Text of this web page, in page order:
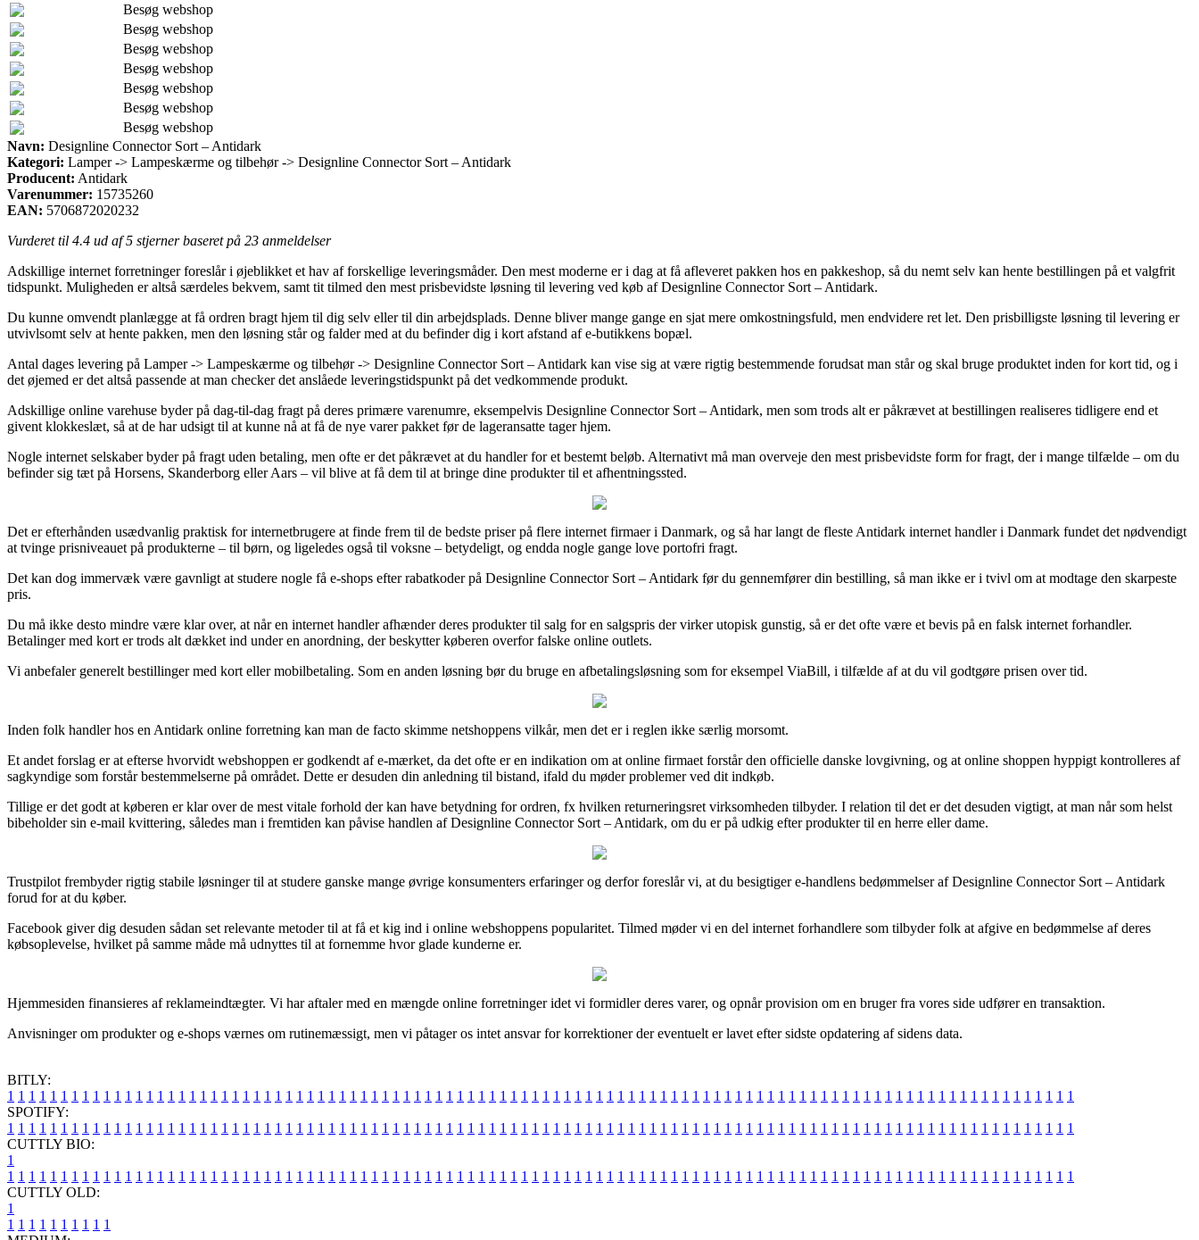
Besøg webshop
Besøg webshop
Besøg webshop
Besøg webshop
Besøg webshop
Besøg webshop
Besøg webshop
Navn: Designline Connector Sort – Antidark
Kategori: Lamper -> Lampeskærme og tilbehør -> Designline Connector Sort – Antidark
Producent: Antidark
Varenummer: 15735260
EAN: 5706872020232
Vurderet til 4.4 ud af 5 stjerner baseret på 23 anmeldelser
Adskillige internet forretninger foreslår i øjeblikket et hav af forskellige leveringsmåder. Den mest moderne er i dag at få afleveret pakken hos en pakkeshop, så du nemt selv kan hente bestillingen på et valgfrit
tidspunkt. Muligheden er altså særdeles bekvem, samt tit tilmed den mest prisbevidste løsning til levering ved køb af Designline Connector Sort – Antidark.
Du kunne omvendt planlægge at få ordren bragt hjem til dig selv eller til din arbejdsplads. Denne bliver mange gange en sjat mere omkostningsfuld, men endvidere ret let. Den prisbilligste løsning til levering er
utvivlsomt selv at hente pakken, men den løsning står og falder med at du befinder dig i kort afstand af e-butikkens bopæl.
Antal dages levering på Lamper -> Lampeskærme og tilbehør -> Designline Connector Sort – Antidark kan vise sig at være rigtig bestemmende forudsat man står og skal bruge produktet inden for kort tid, og i
det øjemed er det altså passende at man checker det anslåede leveringstidspunkt på det vedkommende produkt.
Adskillige online varehuse byder på dag-til-dag fragt på deres primære varenumre, eksempelvis Designline Connector Sort – Antidark, men som trods alt er påkrævet at bestillingen realiseres tidligere end et
givent klokkeslæt, så at de har udsigt til at kunne nå at få de nye varer pakket før de lageransatte tager hjem.
Nogle internet selskaber byder på fragt uden betaling, men ofte er det påkrævet at du handler for et bestemt beløb. Alternativt må man overveje den mest prisbevidste form for fragt, der i mange tilfælde – om du
befinder sig tæt på Horsens, Skanderborg eller Aars – vil blive at få dem til at bringe dine produkter til et afhentningssted.
Det er efterhånden usædvanlig praktisk for internetbrugere at finde frem til de bedste priser på flere internet firmaer i Danmark, og så har langt de fleste Antidark internet handler i Danmark fundet det nødvendigt
at tvinge prisniveauet på produkterne – til børn, og ligeledes også til voksne – betydeligt, og endda nogle gange love portofri fragt.
Det kan dog immervæk være gavnligt at studere nogle få e-shops efter rabatkoder på Designline Connector Sort – Antidark før du gennemfører din bestilling, så man ikke er i tvivl om at modtage den skarpeste
pris.
Du må ikke desto mindre være klar over, at når en internet handler afhænder deres produkter til salg for en salgspris der virker utopisk gunstig, så er det ofte være et bevis på en falsk internet forhandler.
Betalinger med kort er trods alt dækket ind under en anordning, der beskytter køberen overfor falske online outlets.
Vi anbefaler generelt bestillinger med kort eller mobilbetaling. Som en anden løsning bør du bruge en afbetalingsløsning som for eksempel ViaBill, i tilfælde af at du vil godtgøre prisen over tid.
Inden folk handler hos en Antidark online forretning kan man de facto skimme netshoppens vilkår, men det er i reglen ikke særlig morsomt.
Et andet forslag er at efterse hvorvidt webshoppen er godkendt af e-mærket, da det ofte er en indikation om at online firmaet forstår den officielle danske lovgivning, og at online shoppen hyppigt kontrolleres af
sagkyndige som forstår bestemmelserne på området. Dette er desuden din anledning til bistand, ifald du møder problemer ved dit indkøb.
Tillige er det godt at køberen er klar over de mest vitale forhold der kan have betydning for ordren, fx hvilken returneringsret virksomheden tilbyder. I relation til det er det desuden vigtigt, at man når som helst
bibeholder sin e-mail kvittering, således man i fremtiden kan påvise handlen af Designline Connector Sort – Antidark, om du er på udkig efter produkter til en herre eller dame.
Trustpilot frembyder rigtig stabile løsninger til at studere ganske mange øvrige konsumenters erfaringer og derfor foreslår vi, at du besigtiger e-handlens bedømmelser af Designline Connector Sort – Antidark
forud for at du køber.
Facebook giver dig desuden sådan set relevante metoder til at få et kig ind i online webshoppens popularitet. Tilmed møder vi en del internet forhandlere som tilbyder folk at afgive en bedømmelse af deres
købsoplevelse, hvilket på samme måde må udnyttes til at fornemme hvor glade kunderne er.
Hjemmesiden finansieres af reklameindtægter. Vi har aftaler med en mængde online forretninger idet vi formidler deres varer, og opnår provision om en bruger fra vores side udfører en transaktion.
Anvisninger om produkter og e-shops værnes om rutinemæssigt, men vi påtager os intet ansvar for korrektioner der eventuelt er lavet efter sidste opdatering af sidens data.
BITLY:
1 1 1 1 1 1 1 1 1 1 1 1 1 1 1 1 1 1 1 1 1 1 1 1 1 1 1 1 1 1 1 1 1 1 1 1 1 1 1 1 1 1 1 1 1 1 1 1 1 1 1 1 1 1 1 1 1 1 1 1 1 1 1 1 1 1 1 1 1 1 1 1 1 1 1 1 1 1 1 1 1 1 1 1 1 1 1 1 1 1 1 1 1 1 1 1 1 1 1 1
SPOTIFY:
1 1 1 1 1 1 1 1 1 1 1 1 1 1 1 1 1 1 1 1 1 1 1 1 1 1 1 1 1 1 1 1 1 1 1 1 1 1 1 1 1 1 1 1 1 1 1 1 1 1 1 1 1 1 1 1 1 1 1 1 1 1 1 1 1 1 1 1 1 1 1 1 1 1 1 1 1 1 1 1 1 1 1 1 1 1 1 1 1 1 1 1 1 1 1 1 1 1 1 1
CUTTLY BIO:
1
1 1 1 1 1 1 1 1 1 1 1 1 1 1 1 1 1 1 1 1 1 1 1 1 1 1 1 1 1 1 1 1 1 1 1 1 1 1 1 1 1 1 1 1 1 1 1 1 1 1 1 1 1 1 1 1 1 1 1 1 1 1 1 1 1 1 1 1 1 1 1 1 1 1 1 1 1 1 1 1 1 1 1 1 1 1 1 1 1 1 1 1 1 1 1 1 1 1 1 1
CUTTLY OLD:
1
1 1 1 1 1 1 1 1 1 1